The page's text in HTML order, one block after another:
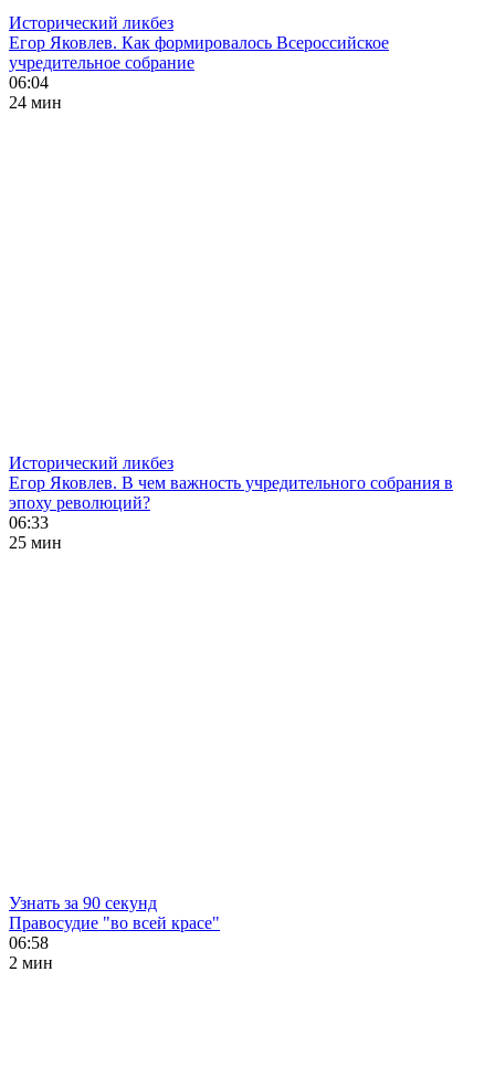
Исторический ликбез
Егор Яковлев. Как формировалось Всероссийское
учредительное собрание
06:04
24 мин
Исторический ликбез
Егор Яковлев. В чем важность учредительного собрания в
эпоху революций?
06:33
25 мин
Узнать за 90 секунд
Правосудие "во всей красе"
06:58
2 мин